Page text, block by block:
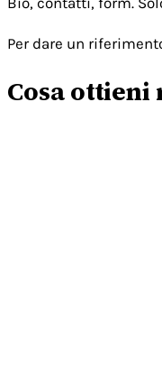
Per dare un
Cosa